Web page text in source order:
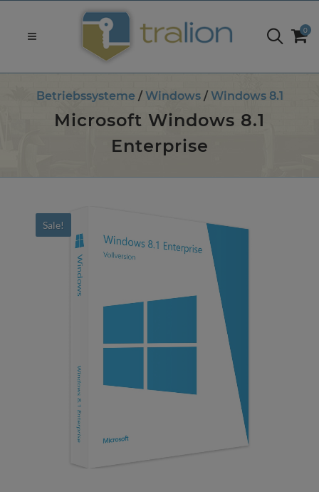
0
Betriebssysteme/ Windows/ Windows 8.1
Microsoft Windows 8.1
Enterprise
Sale!